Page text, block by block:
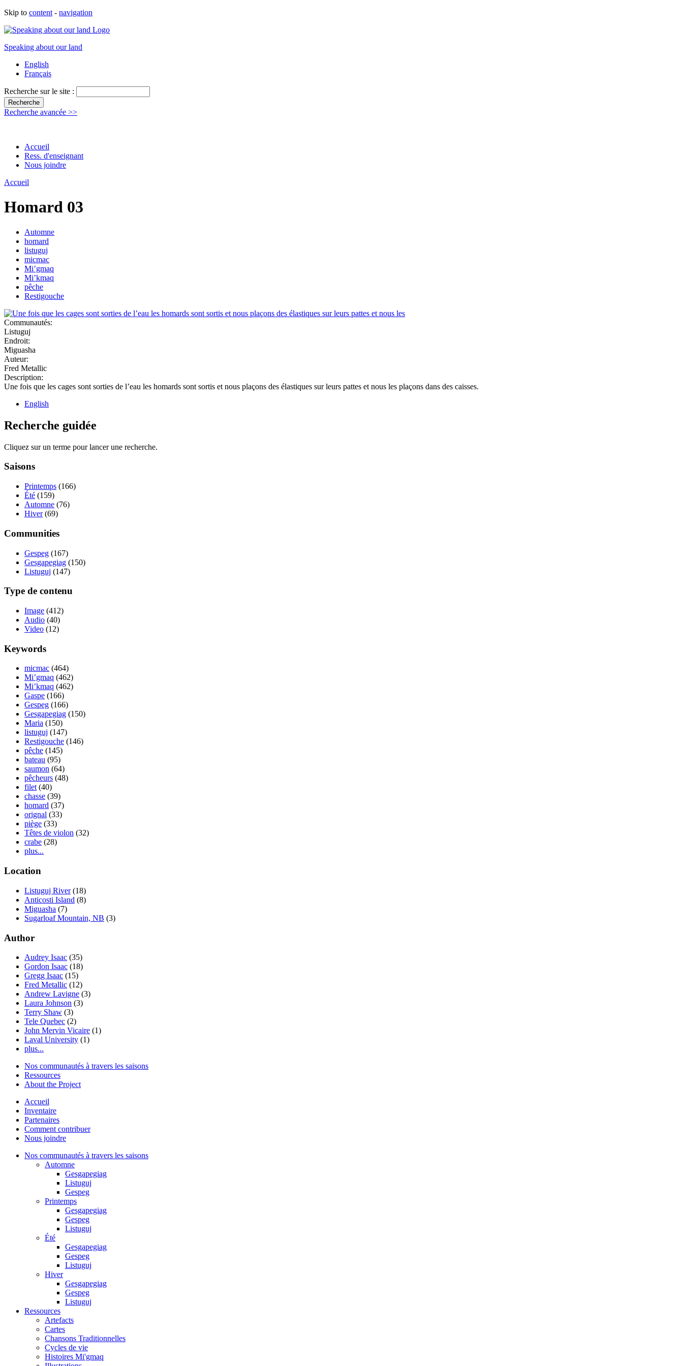
Skip to content - navigation
Speaking about our land
English
Français
Recherche sur le site :
Recherche avancée >>
Accueil
Ress. d'enseignant
Nous joindre
Accueil
Homard 03
Automne
homard
listuguj
micmac
Mi’gmaq
Mi’kmaq
pêche
Restigouche
Communautés:
Listuguj
Endroit:
Miguasha
Auteur:
Fred Metallic
Description:
Une fois que les cages sont sorties de l’eau les homards sont sortis et nous plaçons des élastiques sur leurs pattes et nous les plaçons dans des caisses.
English
Recherche guidée
Cliquez sur un terme pour lancer une recherche.
Saisons
Printemps (166)
Été (159)
Automne (76)
Hiver(69)
Communities
Gespeg (167)
Gesgapegiag (150)
Listuguj (147)
Type de contenu
Image (412)
Audio (40)
Video (12)
Keywords
micmac (464)
Mi’gmaq (462)
Mi’kmaq (462)
Gaspe (166)
Gespeg (166)
Gesgapegiag (150)
Maria (150)
listuguj (147)
Restigouche (146)
pêche (145)
bateau (95)
saumon (64)
pêcheurs (48)
filet(40)
chasse (39)
homard (37)
orignal (33)
piège (33)
Têtes de violon (32)
crabe (28)
plus...
Location
Listuguj River(18)
Anticosti Island (8)
Miguasha (7)
Sugarloaf Mountain, NB (3)
Author
Audrey Isaac (35)
Gordon Isaac (18)
Gregg Isaac (15)
Fred Metallic (12)
Andrew Lavigne (3)
Laura Johnson (3)
Terry Shaw (3)
Tele Quebec (2)
John Mervin Vicaire (1)
Laval University (1)
plus...
Nos communautés à travers les saisons
Ressources
About the Project
Accueil
Inventaire
Partenaires
Comment contribuer
Nous joindre
Nos communautés à travers les saisons
Automne
Gesgapegiag
Listuguj
Gespeg
Printemps
Gesgapegiag
Gespeg
Listuguj
Été
Gesgapegiag
Gespeg
Listuguj
Hiver
Gesgapegiag
Gespeg
Listuguj
Ressources
Artefacts
Cartes
Chansons Traditionnelles
Cycles de vie
Histoires Mi'gmaq